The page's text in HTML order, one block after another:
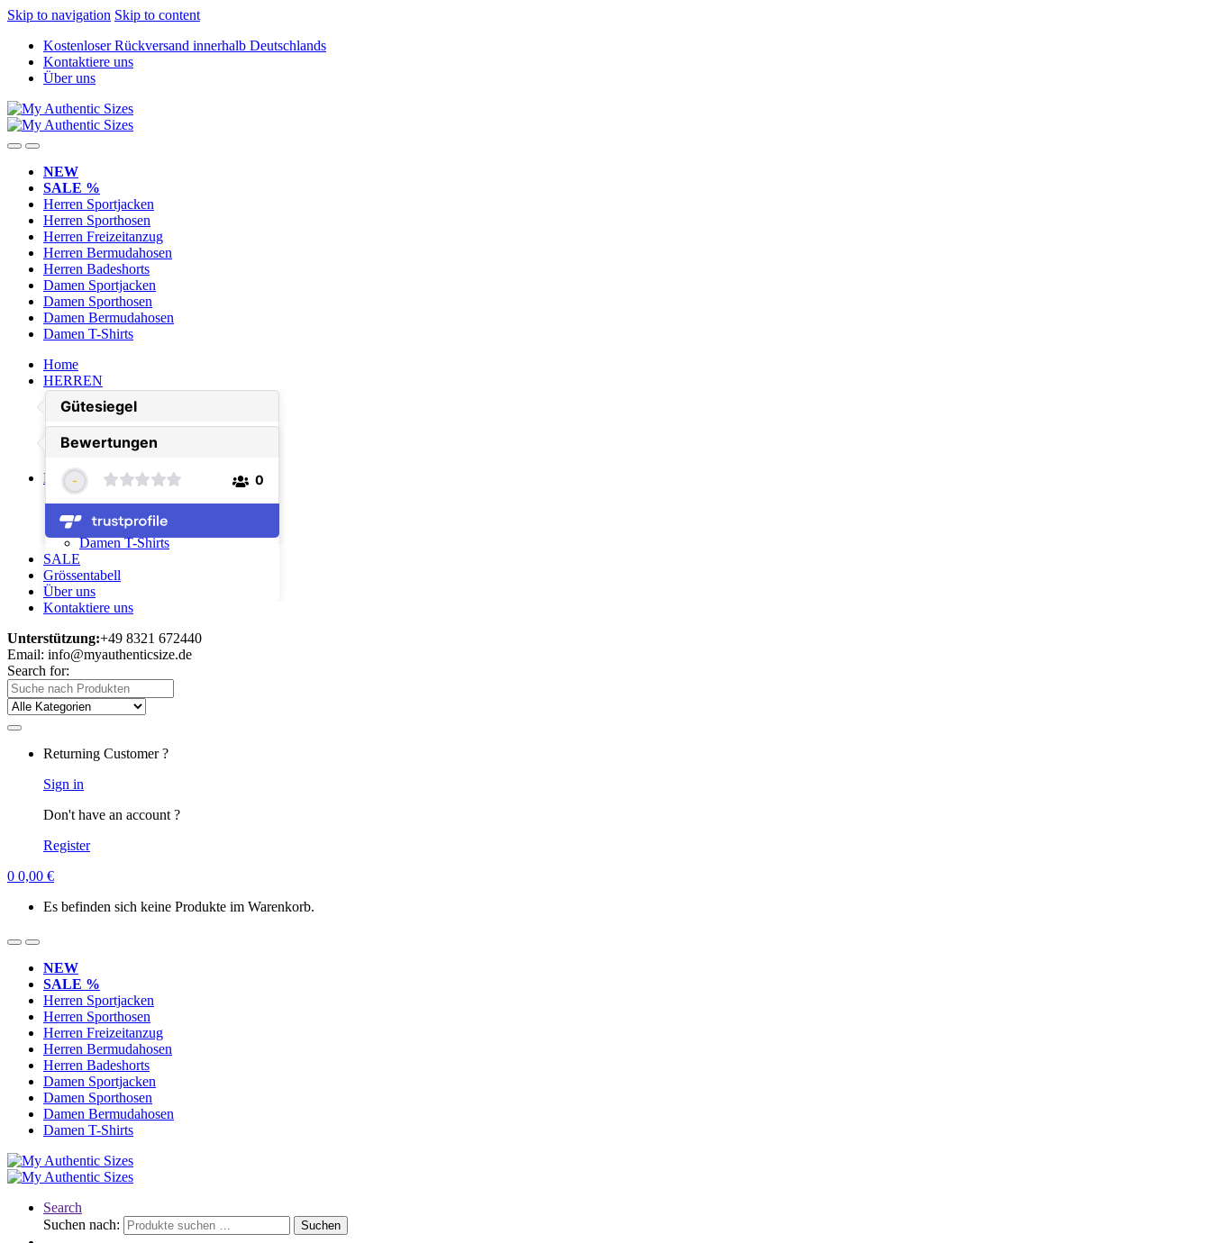
Skip to navigation Skip to content
Kostenloser Rückversand innerhalb Deutschlands
Kontaktiere uns
Über uns
NEW
SALE %
Herren Sportjacken
Herren Sporthosen
Herren Freizeitanzug
Herren Bermudahosen
Herren Badeshorts
Damen Sportjacken
Damen Sporthosen
Damen Bermudahosen
Damen T-Shirts
Home
HERREN
Herren Sportjacken
Herren Sporthosen
Herren Freizeitanzug
Herren Bermudahosen
DAMEN
Damen Sportjacken
Damen Bermudahosen
Damen T-Shirts
SALE
Grössentabell
Über uns
Kontaktiere uns
Unterstützung:+49 8321 672440
Email: info@myauthenticsize.de
Search for:
Returning Customer ?
Sign in
Don't have an account ?
Register
0 0,00 €
Es befinden sich keine Produkte im Warenkorb.
NEW
SALE %
Herren Sportjacken
Herren Sporthosen
Herren Freizeitanzug
Herren Bermudahosen
Herren Badeshorts
Damen Sportjacken
Damen Sporthosen
Damen Bermudahosen
Damen T-Shirts
Search
Suchen nach:
Suchen